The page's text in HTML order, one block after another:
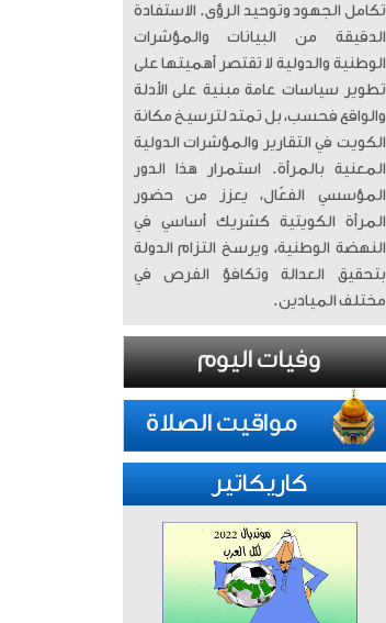
تكامل الجهود وتوحيد الرؤى. الاستفادة
الدقيقة من البيانات والمؤشرات
الوطنية والدولية لا تقتصر أهميتها على
تطوير سياسات عامة مبنية على الأدلة
والواقع فحسب، بل تمتد لترسيخ مكانة
الكويت في التقارير والمؤشرات الدولية
المعنية بالمرأة. ​ استمرار هذا الدور
المؤسسي الفعّال، يعزز من حضور
المرأة الكويتية كشريك أساسي في
النهضة الوطنية، ويرسخ التزام الدولة
بتحقيق العدالة وتكافؤ الفرص في
مختلف الميادين.
كاريكاتير